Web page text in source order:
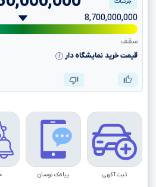
جزئیات
8,700,000,000
سقف
قیمت خرید نمایشگاه دار
ثبت آگهی پیامک نوسان